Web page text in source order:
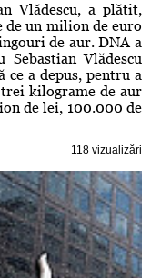
Vlădescu, a plătit,
de un milion de euro
de aur. DNA a
Vlădescu
ce a depus, pentru a
kilograme de aur
de lei, 100.000 de
118 vizualizări